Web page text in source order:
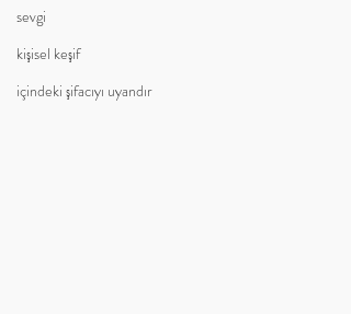
sevgi
kişisel keşif
içindeki şifacıyı uyandır